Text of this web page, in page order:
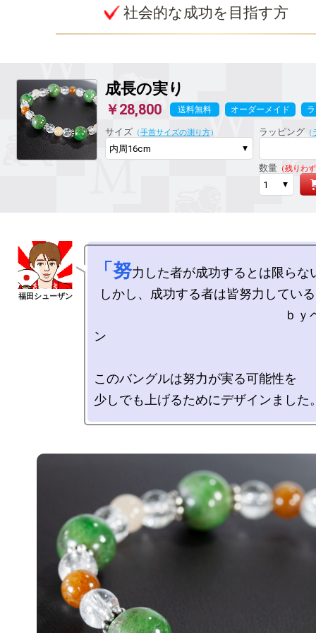
社会的な成功を目指す方
成長の実り
￥28,800 送料無料 オーダーメイド
サイズ （手首サイズの測り方） ラッピング（
数量（残りわ
「努力した者が成功するとは限らな
ｂｙベート
ン
このバングルは努力が実る可能性を